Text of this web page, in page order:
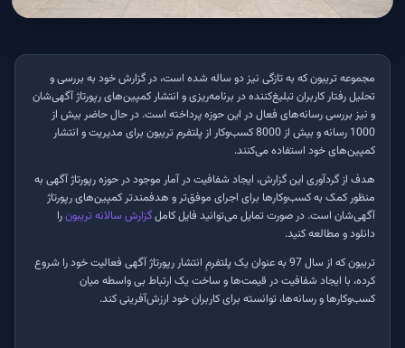
مجموعه تریبون که به تازگی نیز دو ساله شده‌ است، در گزارش خود به بررسی و
تحلیل رفتار کاربران تبلیغ‌کننده در برنامه‌ریزی و انتشار کمپین‌های رپورتاژ آگهی‌شان
و نیز بررسی رسانه‌های فعال در این حوزه پرداخته است. در حال حاضر بیش از
1000 رسانه و بیش از 8000 کسب‌وکار از پلتفرم تریبون برای مدیریت و انتشار
کمپین‌های خود استفاده می‌کنند.
هدف از گردآوری این گزارش، ایجاد شفافیت در آمار موجود در حوزه رپورتاژ آگهی به
منظور کمک به کسب‌وکارها برای اجرای موفق‌تر و هدفمندتر کمپین‌های رپورتاژ
آگهی‌شان است. در صورت تمایل می‌توانید فایل کاملگزارش سالانه تریبونرا
دانلود و مطالعه کنید.
تریبون که از سال 97 به عنوان یک پلتفرمِ انتشار رپورتاژ آگهی فعالیت خود را شروع
کرده، با ایجاد شفافیت در قیمت‌ها و ساخت یک ارتباط بی واسطه میان
کسب‌وکارها و رسانه‌ها، توانسته برای کاربران خود ارزش‌آفرینی کند.